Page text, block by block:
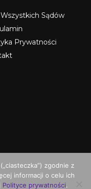
Sądów
Prywatności
zgodnie z
informacji o celu ich
Polityce prywatności.